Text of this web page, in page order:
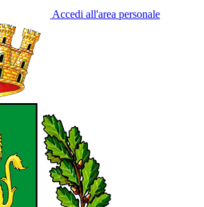
Accedi all'area personale